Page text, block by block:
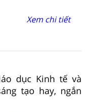
Xem chi tiết
dục Kinh tế và
tạo hay, ngắn